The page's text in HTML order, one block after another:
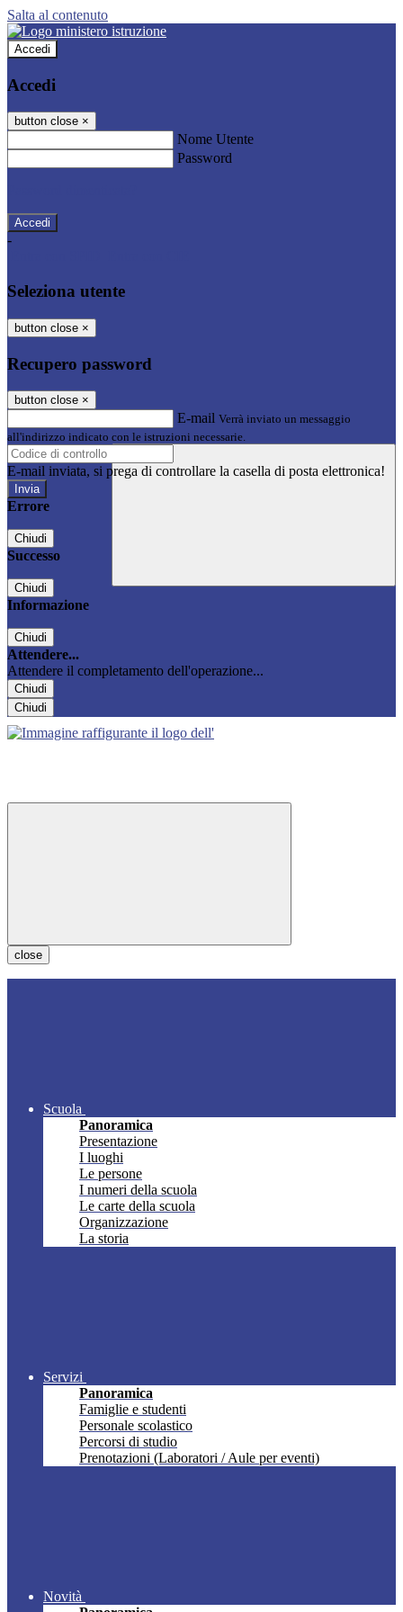
Salta al contenuto
Accedi
Accedi
button close ×
Nome Utente
Password
-
Seleziona utente
button close ×
Recupero password
button close ×
E-mail Verrà inviato un messaggio
all'indirizzo indicato con le istruzioni necessarie.
E-mail inviata, si prega di controllare la casella di posta elettronica!
Errore
Chiudi
Successo
Chiudi
Informazione
Chiudi
Attendere...
Attendere il completamento dell'operazione...
Chiudi
Chiudi
close
Scuola
Panoramica
Presentazione
I luoghi
Le persone
I numeri della scuola
Le carte della scuola
Organizzazione
La storia
Servizi
Panoramica
Famiglie e studenti
Personale scolastico
Percorsi di studio
Prenotazioni (Laboratori / Aule per eventi)
Novità